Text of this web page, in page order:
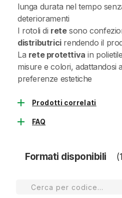
lunga durata nel tempo
deterioramenti
I rotoli di retesono
distributricirendendo il
La rete protettiva in
misure e colori, adattandosi
preferenze estetiche
add Prodotti correlati
add FAQ
Formati disponibili